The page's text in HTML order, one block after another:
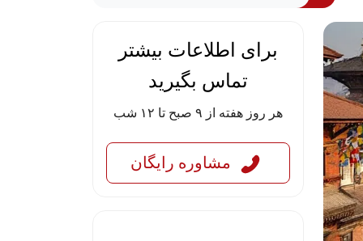
برای اطلاعات بیشتر
تماس بگیرید
هر روز هفته از ۹ صبح تا ۱۲ شب
مشاوره رایگان